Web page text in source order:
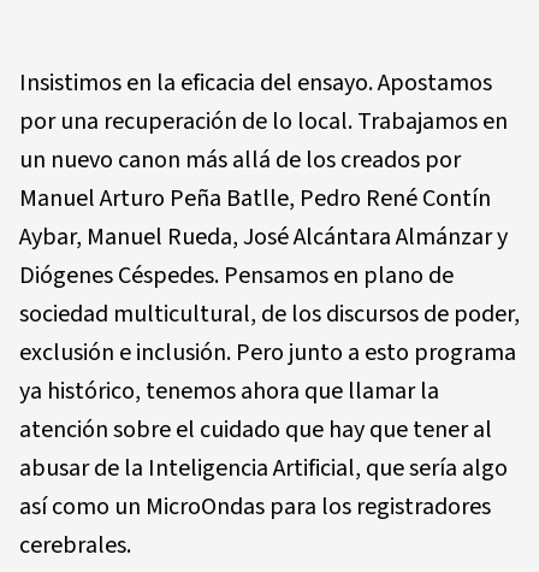
Insistimos en la eficacia del ensayo. Apostamos
por una recuperación de lo local. Trabajamos en
un nuevo canon más allá de los creados por
Manuel Arturo Peña Batlle, Pedro René Contín
Aybar, Manuel Rueda, José Alcántara Almánzar y
Diógenes Céspedes. Pensamos en plano de
sociedad multicultural, de los discursos de poder,
exclusión e inclusión. Pero junto a esto programa
ya histórico, tenemos ahora que llamar la
atención sobre el cuidado que hay que tener al
abusar de la Inteligencia Artificial, que sería algo
así como un MicroOndas para los registradores
cerebrales.